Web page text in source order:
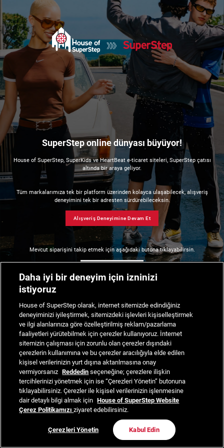
SuperStep online dünyası büyüyor!
House of SuperStep, SuperKids ve HeartBeat e-ticaret siteleri, SuperStep çatısı
altında bir araya geliyor.
Tüm markalarımıza tek bir platform üzerinden kolayca ulaşabilecek, alışveriş
deneyimini tek bir adresten sürdürebileceksin.
Alışveriş Deneyimine Devam Et
Mevcut siparişini takip etmek için aşağıdaki butona tıklayabilirsin.
Daha iyi bir deneyim için izninizi
istiyoruz
House of SuperStep olarak, internet sitemizde edindiğiniz
deneyiminizi iyileştirmek, sitemizdeki işlevleri kişiselleştirmek
ve ilgi alanlarınıza göre özelleştirilmiş reklam/pazarlama
faaliyetleri yürütebilmek için çerezler kullanıyoruz. İnternet
sitemizin çalışması için zorunlu olan çerezler dışındaki
çerezlerin kullanımına ve bu çerezler aracılığıyla elde edilen
kişisel verilerinizin yurt dışına aktarılmasına onay
vermiyorsanız Reddedin seçeneğine; çerezlere ilişkin
tercihlerinizi yönetmek için ise “Çerezleri Yönetin” butonuna
tıklayabilirsiniz. Çerezler ile kişisel verilerinizin işlenmesine
dair detaylı bilgi almak için House of SuperStep Website
Çerez Politikamızıziyaret edebilirsiniz.
Çerezleri Yönetin Kabul Edin